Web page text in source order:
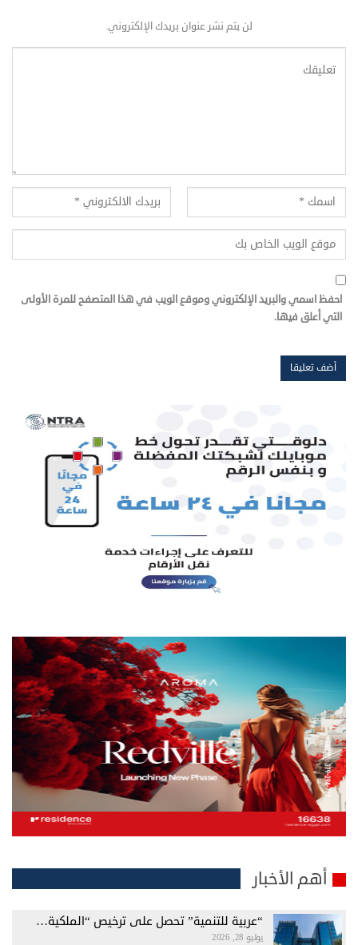
لن يتم نشر عنوان بريدك الإلكتروني.
احفظ اسمي والبريد الإلكتروني وموقع الويب في هذا المتصفح للمرة الأولى
التي أعلق فيها.
أهم الأخبار
“عربية للتنمية” تحصل على ترخيص “الملكية…
يوليو 28, 2026